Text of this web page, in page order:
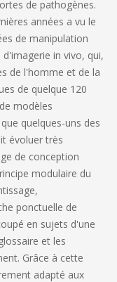
de pathogènes.
années a vu le
de manipulation
in vivo, qui,
de l'homme et de la
de quelque 120
modèles
quelques-uns des
évoluer très
de conception
modulaire du
ponctuelle de
en sujets d'une
et les
Grâce à cette
adapté aux